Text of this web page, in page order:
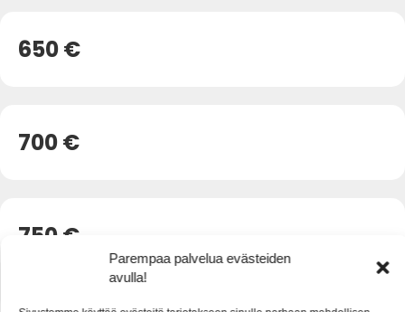
Parempaa palvelua evästeiden
avulla!
650 €
700 €
750 €